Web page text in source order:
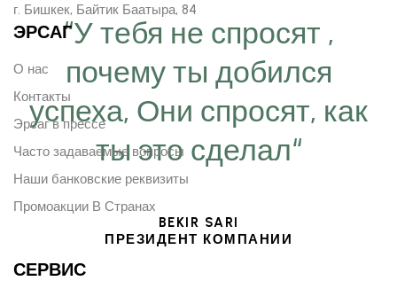
“У тебя не спросят ,
почему ты добился
успеха, Они спросят, как
ты это сделал“
BEKIR SARI
ПРЕЗИДЕНТ КОМПАНИИ
г. ​Бишкек, Байтик Баатыра, 84
ЭРСАГ
О нас
Контакты
Эрсаг в прессе
Часто задаваемые вопросы
Наши банковские реквизиты
Промоакции В Странах
СЕРВИС